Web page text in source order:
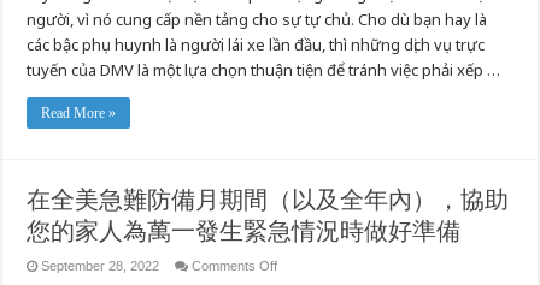
Khuyên
Cho
Lái
Xe
Lần
người, vì nó cung cấp nền tảng cho sự tự chủ. Cho dù bạn hay là
các bậc phụ huynh là người lái xe lần đầu, thì những dịch vụ trực
tuyến của DMV là một lựa chọn thuận tiện để tránh việc phải xếp …
Read More »
在全美急難防備月期間（以及全年內），協助
您的家人為萬一發生緊急情況時做好準備
September 28, 2022 Comments Offon